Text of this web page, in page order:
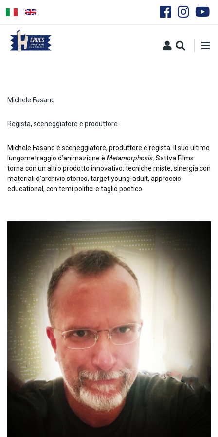
principale
Michele Fasano
Regista, sceneggiatore e produttore
Michele Fasano è sceneggiatore, produttore e regista. Il suo ultimo
lungometraggio d’animazione è Metamorphosis . Sattva Films
torna con un altro prodotto innovativo: tecniche miste, sinergia con
materiali d’archivio storico, target young-adult, approccio
educational, con temi politici e taglio poetico.